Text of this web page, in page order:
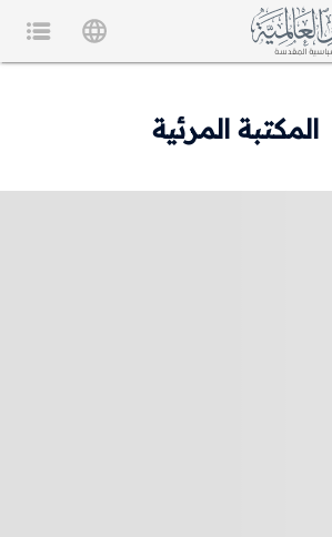
المكتبة المرئية